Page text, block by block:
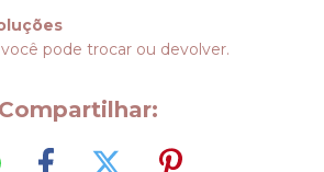
pode trocar ou devolver.
Compartilhar: